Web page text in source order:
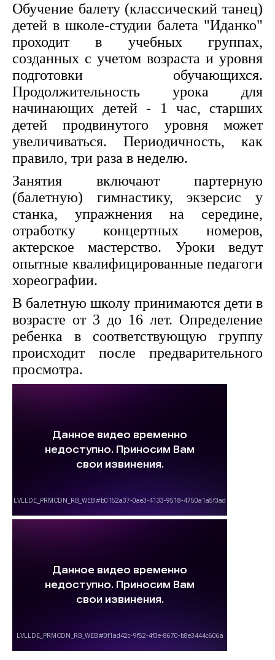
Обучение балету (классический танец)
детей в школе-студии балета "Иданко"
проходит в учебных группах,
созданных с учетом возраста и уровня
подготовки обучающихся.
Продолжительность урока для
начинающих детей - 1 час, старших
детей продвинутого уровня может
увеличиваться. Периодичность, как
правило, три раза в неделю.
Занятия включают партерную
(балетную) гимнастику, экзерсис у
станка, упражнения на середине,
отработку концертных номеров,
актерское мастерство. Уроки ведут
опытные квалифицированные педагоги
хореографии.
В балетную школу принимаются дети в
возрасте от 3 до 16 лет. Определение
ребенка в соответствующую группу
происходит после предварительного
просмотра.